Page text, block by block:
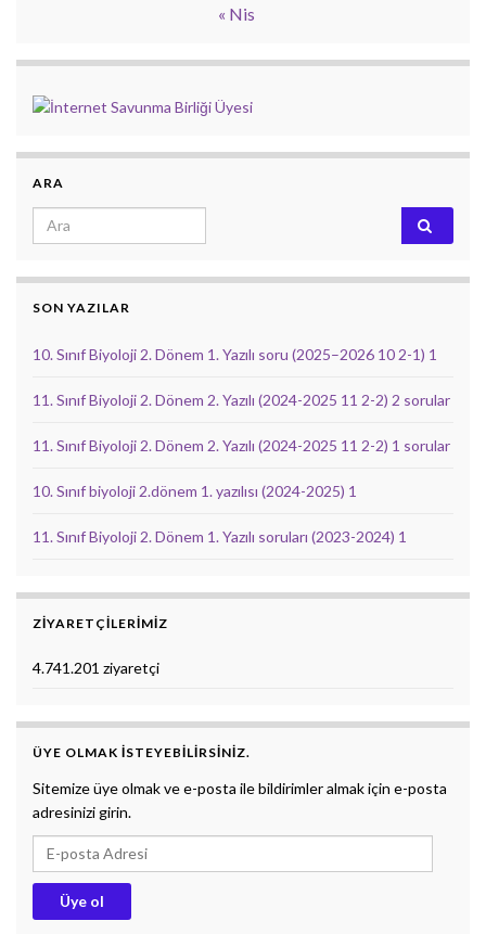
« Nis
ARA
Search for:
SON YAZILAR
10. Sınıf Biyoloji 2. Dönem 1. Yazılı soru (2025–2026 10 2-1) 1
11. Sınıf Biyoloji 2. Dönem 2. Yazılı (2024-2025 11 2-2) 2 sorular
11. Sınıf Biyoloji 2. Dönem 2. Yazılı (2024-2025 11 2-2) 1 sorular
10. Sınıf biyoloji 2.dönem 1. yazılısı (2024-2025) 1
11. Sınıf Biyoloji 2. Dönem 1. Yazılı soruları (2023-2024) 1
ZIYARETÇILERIMIZ
4.741.201 ziyaretçi
ÜYE OLMAK ISTEYEBILIRSINIZ.
Sitemize üye olmak ve e-posta ile bildirimler almak için e-posta
adresinizi girin.
E-posta Adresi
Üye ol